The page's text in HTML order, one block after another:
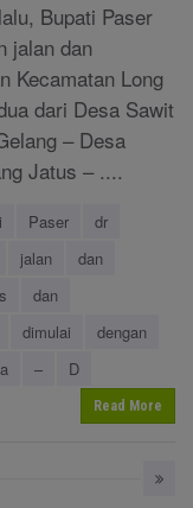
Bupati Paser
jalan dan
Kecamatan Long
dari Desa Sawit
– Desa
Jatus – ....
Paser
dr
jalan
dan
dan
dimulai
dengan
– D
Read More